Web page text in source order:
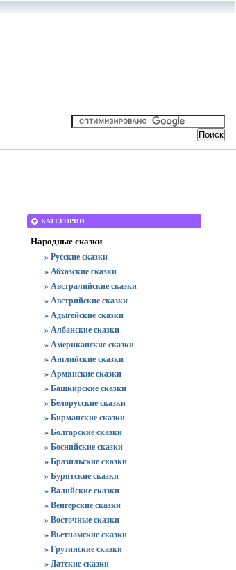
КАТЕГОРИИ
Народные сказки
» Русские сказки
» Абхазские сказки
» Австралийские сказки
» Австрийские сказки
» Адыгейские сказки
» Албанские сказки
» Американские сказки
» Английские сказки
» Армянские сказки
» Башкирские сказки
» Белорусские сказки
» Бирманские сказки
» Болгарские сказки
» Боснийские сказки
» Бразильские сказки
» Бурятские сказки
» Валийские сказки
» Венгерские сказки
» Восточные сказки
» Вьетнамские сказки
» Грузинские сказки
» Датские сказки